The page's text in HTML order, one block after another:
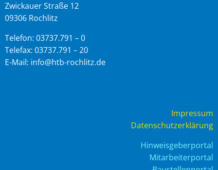
Zwickauer Straße 12
09306 Rochlitz
Telefon: 03737.791 – 0
Telefax: 03737.791 – 20
E-Mail: info@htb-rochlitz.de
Impressum
Datenschutzerklärung
Hinweisgeberportal
Mitarbeiterportal